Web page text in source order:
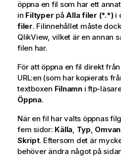
öppna en fil som har ett
in Filtyper påAlla filer (*.*)i
filer. Filinnehållet måste
QlikView, vilket är en annan
filen har.
För att öppna en fil direkt
URL:en (som har kopierats
textboxen Filnamni ftp-
Öppna.
När en fil har valts öppnas
fem sidor: Källa, Typ,
Skript. Eftersom det är
behöver ändra något på